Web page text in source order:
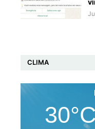
CLIMA
30°C